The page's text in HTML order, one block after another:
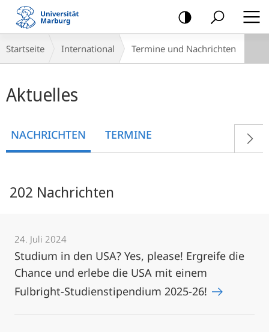
Mobile-
Navigation
Breadcrumb-
Navigation
Startseite International Termine und Nachrichten
Aktuelles
NACHRICHTEN TERMINE
202 Nachrichten
24. Juli 2024
Studium in den USA? Yes, please! Ergreife die
Chance und erlebe die USA mit einem
Fulbright-Studienstipendium 2025-26!